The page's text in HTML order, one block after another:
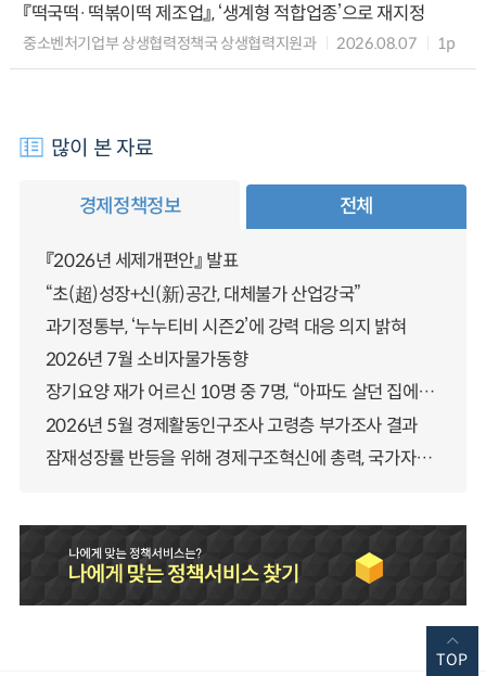
『떡국떡·떡볶이떡 제조업』, ‘생계형 적합업종’으로 재지정
중소벤처기업부 상생협력정책국 상생협력지원과 2026.08.07 1p
많이 본 자료
경제정책정보 전체
『2026년 세제개편안』 발표
“초(超)성장+신(新)공간, 대체불가 산업강국”
과기정통부, ‘누누티비 시즌2’에 강력 대응 의지 밝혀
2026년 7월 소비자물가동향
장기요양 재가 어르신 10명 중 7명, “아파도 살던 집에서 살겠다” 「2025년 장기요양실태조사」 결과 발표
2026년 5월 경제활동인구조사 고령층 부가조사 결과
잠재성장률 반등을 위해 경제구조혁신에 총력, 국가자산 관리체계 대전환
TOP